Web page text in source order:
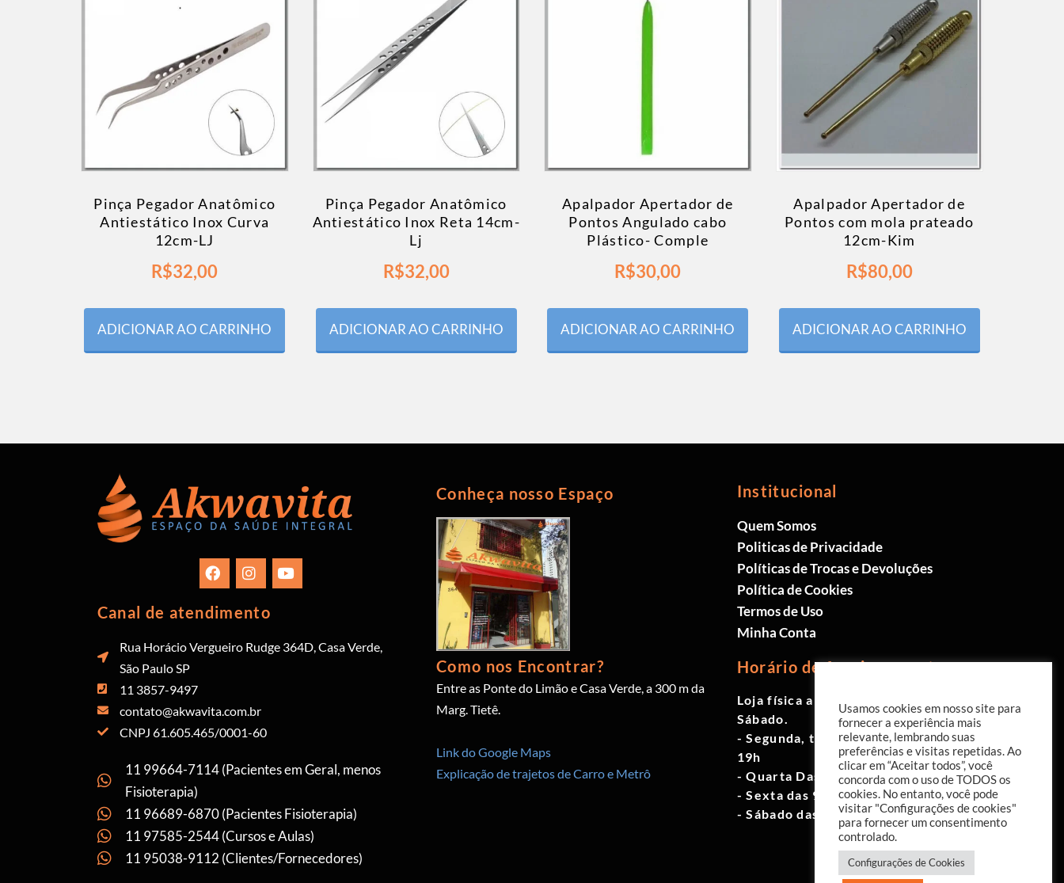
Pinça Pegador Anatômico
Antiestático Inox Curva
12cm-LJ
R$32,00
ADICIONAR AO CARRINHO
Pinça Pegador Anatômico
Antiestático Inox Reta 14cm-
Lj
R$32,00
ADICIONAR AO CARRINHO
Apalpador Apertador de
Pontos Angulado cabo
Plástico- Comple
R$30,00
ADICIONAR AO CARRINHO
Apalpador Apertador de
Pontos com mola prateado
12cm-Kim
R$80,00
ADICIONAR AO CARRINHO
Canal de atendimento
Rua Horácio Vergueiro Rudge 364D, Casa Verde,
São Paulo SP
11 3857-9497
contato@akwavita.com.br
CNPJ 61.605.465/0001-60
11 99664-7114 (Pacientes em Geral, menos
Fisioterapia)
11 96689-6870 (Pacientes Fisioterapia)
11 97585-2544 (Cursos e Aulas)
11 95038-9112 (Clientes/Fornecedores)
Conheça nosso Espaço
Como nos Encontrar?
Entre as Ponte do Limão e Casa Verde, a 300 m da
Marg. Tietê.
Link do Google Maps
Explicação de trajetos de Carro e Metrô
Institucional
Quem Somos
Politicas de Privacidade
Políticas de Trocas e Devoluções
Política de Cookies
Termos de Uso
Minha Conta
Horário de funcionamento
Loja física aberta de Segunda à
Sábado.
- Segunda, terça e quinta das 9h às
19h
- Quarta Das 10h às 18h
- Sexta das 9h às 18h
- Sábado das 10h às 17h
Usamos cookies em nosso site para
fornecer a experiência mais
relevante, lembrando suas
preferências e visitas repetidas. Ao
clicar em “Aceitar todos”, você
concorda com o uso de TODOS os
cookies. No entanto, você pode
visitar "Configurações de cookies"
para fornecer um consentimento
controlado.
Configurações de Cookies